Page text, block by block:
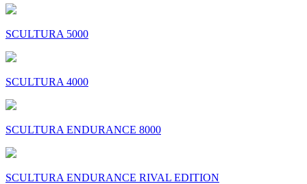
SCULTURA 5000
SCULTURA 4000
SCULTURA ENDURANCE 8000
SCULTURA ENDURANCE RIVAL EDITION